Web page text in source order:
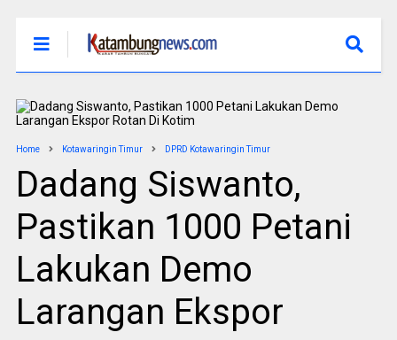
Home Kotawaringin Timur DPRD Kotawaringin Timur
Dadang Siswanto,
Pastikan 1000 Petani
Lakukan Demo
Larangan Ekspor